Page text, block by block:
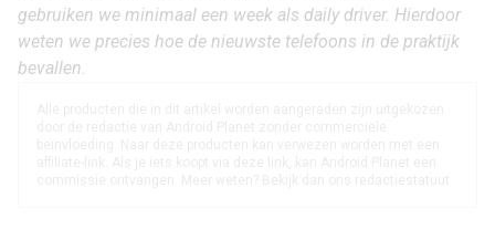
gebruiken we minimaal een week als daily driver. Hierdoor
weten we precies hoe de nieuwste telefoons in de praktijk
bevallen.